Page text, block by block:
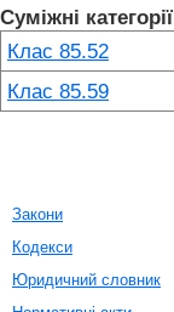
Суміжні категорії
Клас 85.52
Клас 85.59
Закони
Кодекси
Юридичний словник